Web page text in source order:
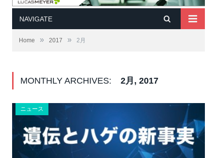
NAVIGATE
Home » 2017 » 2月
MONTHLY ARCHIVES: 2月, 2017
ニュース